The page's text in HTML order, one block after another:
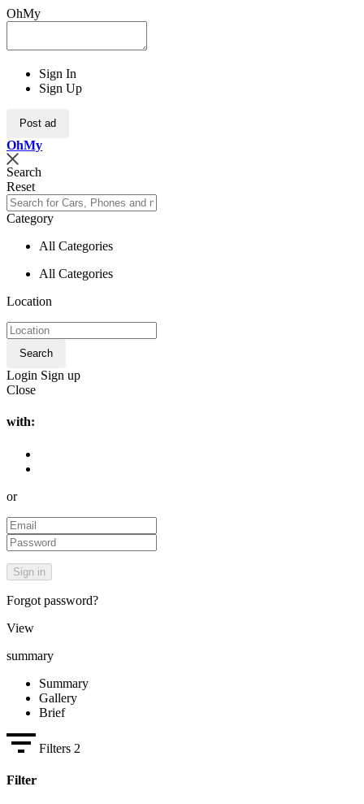
OhMy
Sign In
Sign Up
Post ad
OhMy
Search
Reset
Category
All Categories
All Categories
Location
Search
Login Sign up
Close
with:
or
Forgot password?
View
summary
Summary
Gallery
Brief
Filters 2
Filter